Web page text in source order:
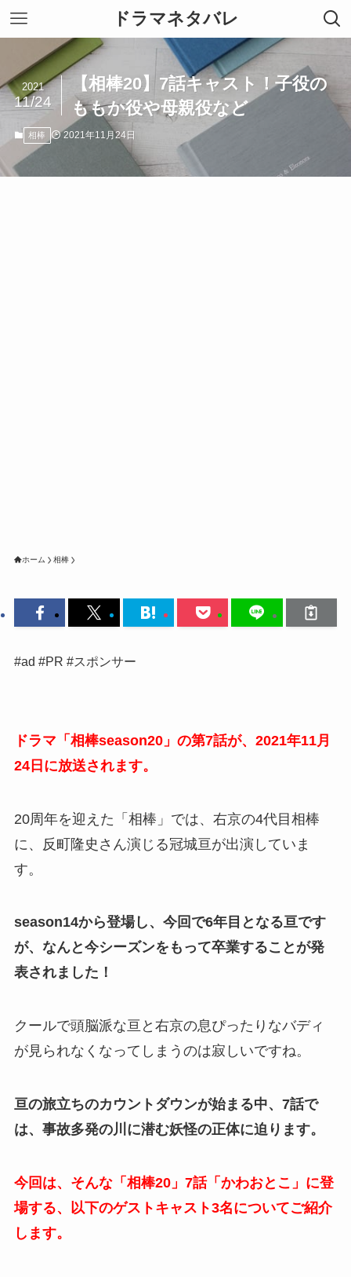
ドラマネタバレ
【相棒20】7話キャスト！子役の
ももか役や母親役など
2021
11/24
相棒 2021年11月24日
ホーム 相棒
#ad #PR #スポンサー
ドラマ「相棒season20」の第7話が、2021年11月
24日に放送されます。
20周年を迎えた「相棒」では、右京の4代目相棒
に、反町隆史さん演じる冠城亘が出演していま
す。
season14から登場し、今回で6年目となる亘です
が、なんと今シーズンをもって卒業することが発
表されました！
クールで頭脳派な亘と右京の息ぴったりなバディ
が見られなくなってしまうのは寂しいですね。
亘の旅立ちのカウントダウンが始まる中、7話で
は、事故多発の川に潜む妖怪の正体に迫ります。
今回は、そんな「相棒20」7話「かわおとこ」に登
場する、以下のゲストキャスト3名についてご紹介
します。